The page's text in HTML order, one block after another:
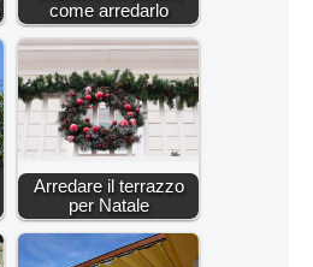
come arredarlo
Arredare il terrazzo
per Natale